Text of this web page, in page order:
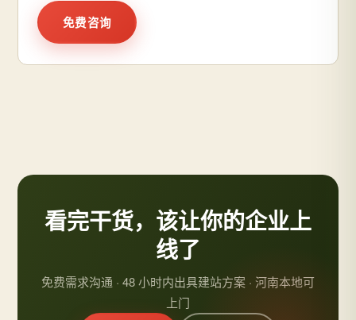
免费咨询
看完干货，该让你的企业上
线了
免费需求沟通 · 48 小时内出具建站方案 · 河南本地可
上门